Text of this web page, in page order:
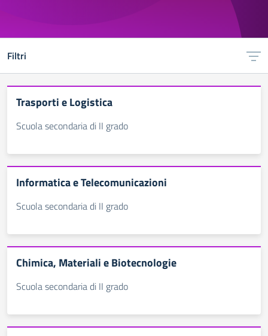
Filtri
Trasporti e Logistica
Scuola secondaria di II grado
Informatica e Telecomunicazioni
Scuola secondaria di II grado
Chimica, Materiali e Biotecnologie
Scuola secondaria di II grado